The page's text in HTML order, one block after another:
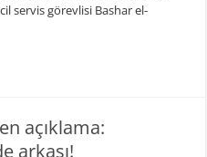
servis görevlisi Bashar el-
açıklama:
arkası!